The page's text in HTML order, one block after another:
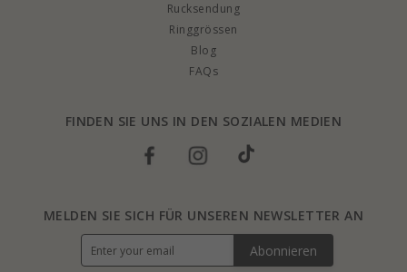
Rucksendung
Ringgrössen
Blog
FAQs
FINDEN SIE UNS IN DEN SOZIALEN MEDIEN
MELDEN SIE SICH FÜR UNSEREN NEWSLETTER AN
Abonnieren